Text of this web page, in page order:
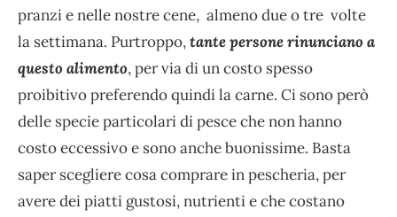
pranzi e nelle nostre cene, almeno due o tre volte
la settimana. Purtroppo,tante personerinunciano a
questo alimento, per via di un costo spesso
proibitivo preferendo quindi la carne. Ci sono però
delle specie particolari di pesce che non hanno
costo eccessivo e sono anche buonissime. Basta
saper scegliere cosa comprare in pescheria, per
avere dei piatti gustosi, nutrienti e che costano